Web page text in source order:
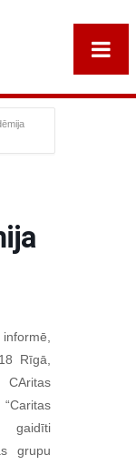
Rīgā,
gaidīti
grupu